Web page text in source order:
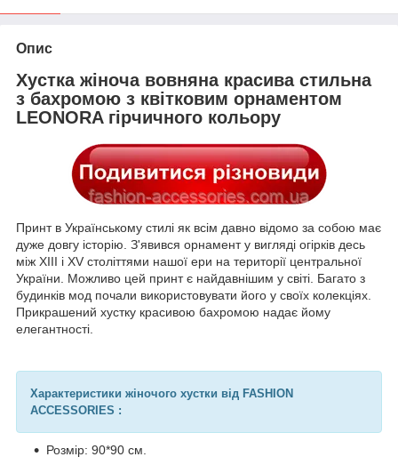
Опис
Хустка жіноча вовняна красива стильна
з бахромою з квітковим орнаментом
LEONORA гірчичного кольору
Принт в Українському стилі як всім давно відомо за собою має
дуже довгу історію. З'явився орнамент у вигляді огірків десь
між XIII і XV століттями нашої ери на території центральної
України. Можливо цей принт є найдавнішим у світі. Багато з
будинків мод почали використовувати його у своїх колекціях.
Прикрашений хустку красивою бахромою надає йому
елегантності.
Характеристики жіночого хустки від FASHION
ACCESSORIES :
Розмір: 90*90 см.